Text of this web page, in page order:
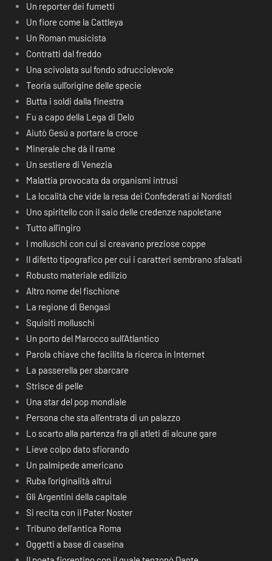
Un reporter dei fumetti
Un fiore come la Cattleya
Un Roman musicista
Contratti dal freddo
Una scivolata sul fondo sdrucciolevole
Teoria sull’origine delle specie
Butta i soldi dalla finestra
Fu a capo della Lega di Delo
Aiutò Gesù a portare la croce
Minerale che dà il rame
Un sestiere di Venezia
Malattia provocata da organismi intrusi
La località che vide la resa dei Confederati ai Nordisti
Uno spiritello con il saio delle credenze napoletane
Tutto all’ingiro
I molluschi con cui si creavano preziose coppe
Il difetto tipografico per cui i caratteri sembrano sfalsati
Robusto materiale edilizio
Altro nome del fischione
La regione di Bengasi
Squisiti molluschi
Un porto del Marocco sull’Atlantico
Parola chiave che facilita la ricerca in Internet
La passerella per sbarcare
Strisce di pelle
Una star del pop mondiale
Persona che sta all’entrata di un palazzo
Lo scarto alla partenza fra gli atleti di alcune gare
Lieve colpo dato sfiorando
Un palmipede americano
Ruba l’originalità altrui
Gli Argentini della capitale
Si recita con il Pater Noster
Tribuno dell’antica Roma
Oggetti a base di caseina